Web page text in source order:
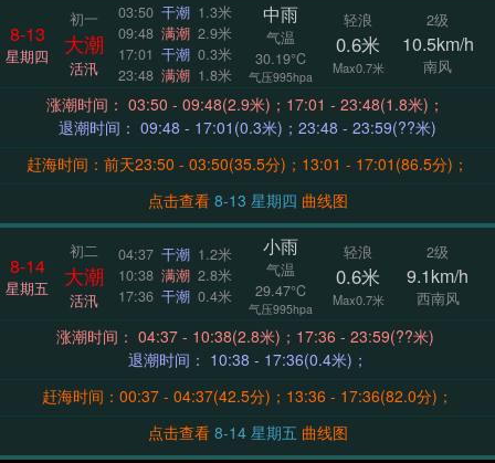
8-13
星期四
初一
大潮
活汛
03:50 干潮 1.3米
09:48 满潮 2.9米
17:01 干潮 0.3米
23:48 满潮 1.8米
中雨
气温
30.19°C
气压995hpa
轻浪
0.6米
Max0.7米
2级
10.5km/h
南风
涨潮时间： 03:50 - 09:48(2.9米)；17:01 - 23:48(1.8米)；
退潮时间： 09:48 - 17:01(0.3米)；23:48 - 23:59(??米)
赶海时间：前天23:50 - 03:50(35.5分)；13:01 - 17:01(86.5分)；
点击查看
8-13 星期四 曲线图
8-14
星期五
初二
大潮
活汛
04:37 干潮 1.2米
10:38 满潮 2.8米
17:36 干潮 0.4米
小雨
气温
29.47°C
气压995hpa
轻浪
0.6米
Max0.7米
2级
9.1km/h
西南风
涨潮时间： 04:37 - 10:38(2.8米)；17:36 - 23:59(??米)
退潮时间： 10:38 - 17:36(0.4米)；
赶海时间：00:37 - 04:37(42.5分)；13:36 - 17:36(82.0分)；
点击查看
8-14 星期五 曲线图